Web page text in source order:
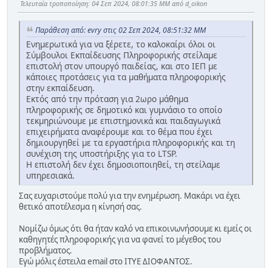
Τελευταία τροποποίηση: 04 Σεπ 2024, 08:01:35 ΜΜ από d_oikon
Παράθεση από: evry στις 02 Σεπ 2024, 08:51:32 ΜΜ
Ενημερωτικά για να ξέρετε, το καλοκαίρι όλοι οι
Σύμβουλοι Εκπαίδευσης Πληροφορικής στείλαμε
επιστολή στον υπουργό παιδείας, και στο ΙΕΠ με
κάποιες προτάσεις για τα μαθήματα πληροφορικής
στην εκπαίδευση.
Εκτός από την πρόταση για 2ωρο μάθημα
πληροφορικής σε δημοτικό και γυμνάσιο το οποίο
τεκμηριώνουμε με επιστημονικά και παιδαγωγικά
επιχειρήματα αναφέρουμε και το θέμα που έχει
δημιουργηθεί με τα εργαστήρια πληροφορικής και τη
συνέχιση της υποστήριξης για το LTSP.
Η επιστολή δεν έχει δημοσιοποιηθεί, τη στείλαμε
υπηρεσιακά.
Σας ευχαριστούμε πολύ για την ενημέρωση. Μακάρι να έχει
θετικό αποτέλεσμα η κίνησή σας.
Νομίζω όμως ότι θα ήταν καλό να επικοινωνήσουμε κι εμείς οι
καθηγητές πληροφορικής για να φανεί το μέγεθος του
προβλήματος.
Εγώ μόλις έστειλα email στο ΙΤΥΕ ΔΙΟΦΑΝΤΟΣ.